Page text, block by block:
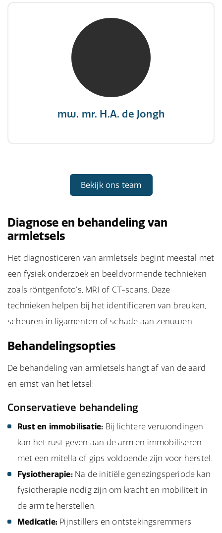
mw. mr. H.A. de Jongh
mw. mr. H.A. de Jongh
NIVRE Register-Expert
"There is no elevator to succes, you need to
Bekijk ons team
Diagnose en behandeling van
armletsels
Het diagnosticeren van armletsels begint meestal met
een fysiek onderzoek en beeldvormende technieken
zoals röntgenfoto’s, MRI of CT-scans. Deze
technieken helpen bij het identificeren van breuken,
scheuren in ligamenten of schade aan zenuwen.
Behandelingsopties
De behandeling van armletsels hangt af van de aard
en ernst van het letsel:
Conservatieve behandeling
Rust en immobilisatie: Bij lichtere verwondingen
kan het rust geven aan de arm en immobiliseren
met een mitella of gips voldoende zijn voor herstel.
Fysiotherapie:Na de initiële genezingsperiode kan
fysiotherapie nodig zijn om kracht en mobiliteit in
de arm te herstellen.
Medicatie: Pijnstillers en ontstekingsremmers